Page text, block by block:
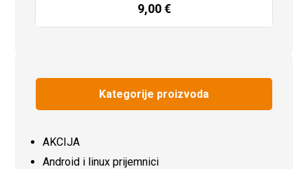
9,00€
Dodaj u košaricu
Kategorije proizvoda
AKCIJA
Android i linux prijemnici